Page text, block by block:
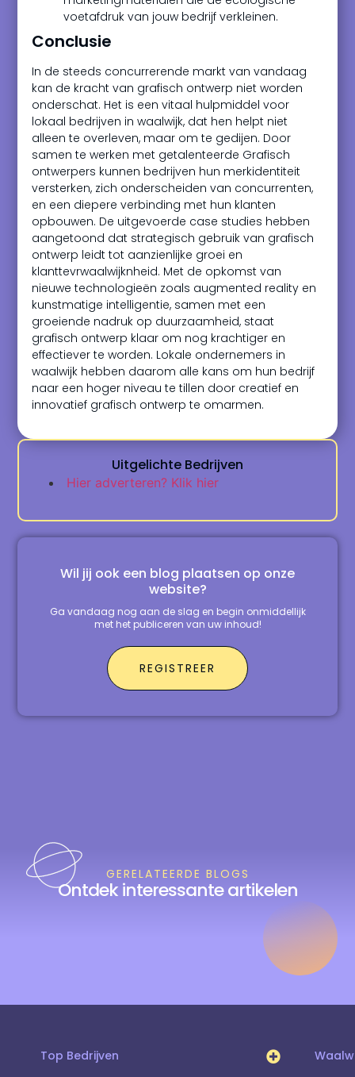
voetafdruk van jouw bedrijf verkleinen.
Conclusie
In de steeds concurrerende markt van vandaag
kan de kracht van grafisch ontwerp niet worden
onderschat. Het is een vitaal hulpmiddel voor
lokaal bedrijven in waalwijk, dat hen helpt niet
alleen te overleven, maar om te gedijen. Door
samen te werken met getalenteerde Grafisch
ontwerpers kunnen bedrijven hun merkidentiteit
versterken, zich onderscheiden van concurrenten,
en een diepere verbinding met hun klanten
opbouwen. De uitgevoerde case studies hebben
aangetoond dat strategisch gebruik van grafisch
ontwerp leidt tot aanzienlijke groei en
klanttevrwaalwijknheid. Met de opkomst van
nieuwe technologieën zoals augmented reality en
kunstmatige intelligentie, samen met een
groeiende nadruk op duurzaamheid, staat
grafisch ontwerp klaar om nog krachtiger en
effectiever te worden. Lokale ondernemers in
waalwijk hebben daarom alle kans om hun bedrijf
naar een hoger niveau te tillen door creatief en
innovatief grafisch ontwerp te omarmen.
Uitgelichte Bedrijven
Hier adverteren? Klik hier
Wil jij ook een blog plaatsen op onze
website?
Ga vandaag nog aan de slag en begin onmiddellijk
met het publiceren van uw inhoud!
REGISTREER
GERELATEERDE BLOGS
Ontdek interessante artikelen
Top Bedrijven